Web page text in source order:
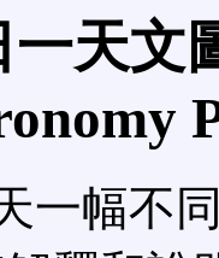
一天文
一幅不